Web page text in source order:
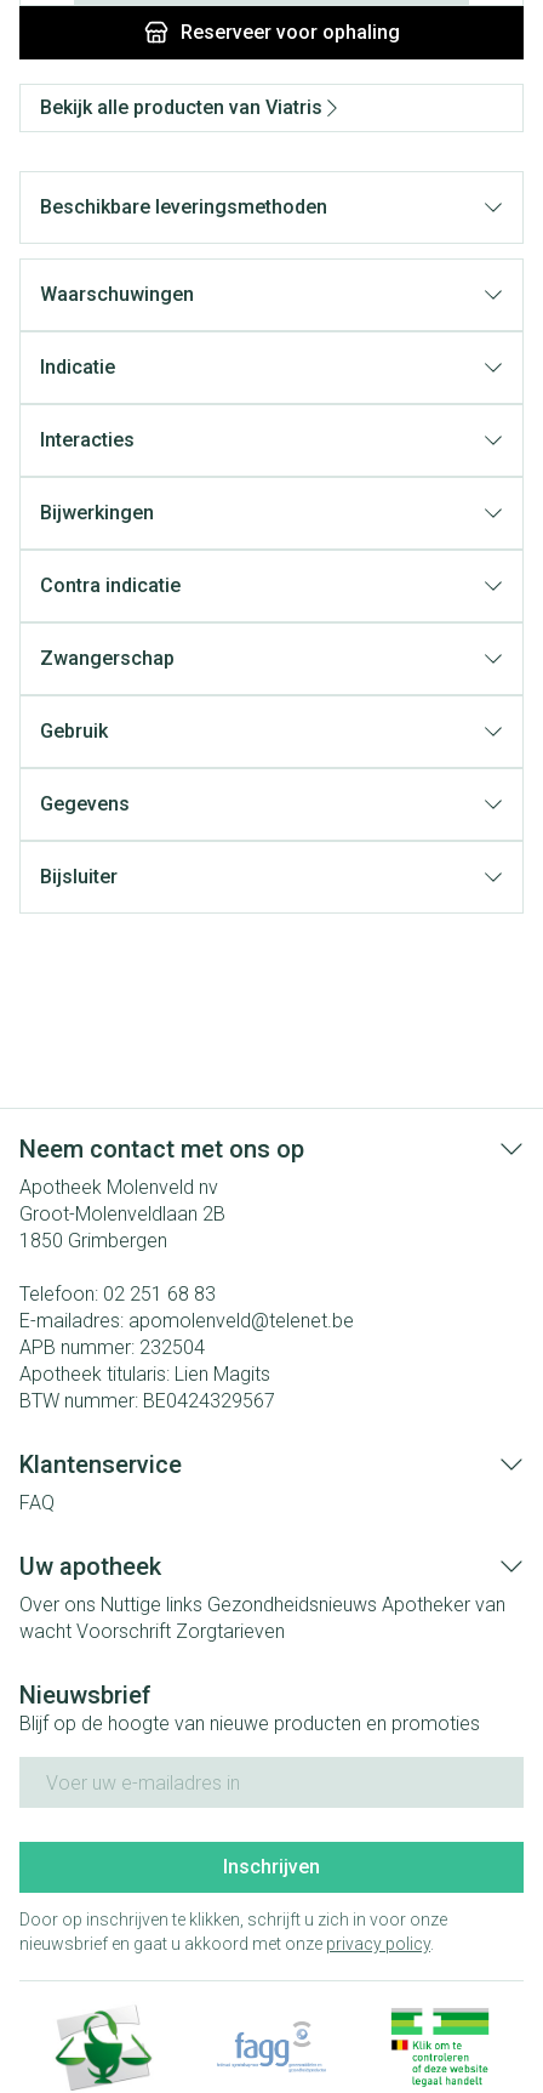
Reserveervoor ophaling
Bekijk alle producten van Viatris
Beschikbare leveringsmethoden
Waarschuwingen
Indicatie
Interacties
Bijwerkingen
Contra indicatie
Zwangerschap
Gebruik
Gegevens
Bijsluiter
Neem contact met ons op
Apotheek Molenveld nv
Groot-Molenveldlaan 2B
1850 Grimbergen
Telefoon: 02 251 68 83
E-mailadres: apomolenveld@telenet.be
APB nummer: 232504
Apotheek titularis: Lien Magits
BTW nummer: BE0424329567
Klantenservice
FAQ
Uw apotheek
Over ons Nuttige links Gezondheidsnieuws Apotheker van
wacht Voorschrift Zorgtarieven
Nieuwsbrief
Blijf op de hoogte van nieuwe producten en promoties
Inschrijven
Door op inschrijven te klikken, schrijft u zich in voor onze
nieuwsbrief en gaat u akkoord met onze privacy policy.